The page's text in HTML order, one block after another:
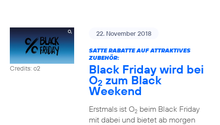
Credits: o2
22. November 2018
SATTE RABATTE AUF ATTRAKTIVES
ZUBEHÖR:
Black Friday wird bei
O2 zum Black
Weekend
Erstmals ist O2beim Black Friday
mit dabei und bietet ab morgen